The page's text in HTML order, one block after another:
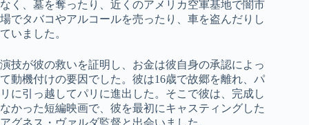
なく、墓を奪ったり、近くのアメリカ空軍基地で闇市
場でタバコやアルコールを売ったり、車を盗んだりし
ていました。
演技が彼の救いを証明し、お金は彼自身の承認によっ
て動機付けの要因でした。彼は16歳で故郷を離れ、パ
リに引っ越してパリに進出した。そこで彼は、完成し
なかった短編映画で、彼を最初にキャスティングした
アグネス・ヴァルダ監督と出会いました。